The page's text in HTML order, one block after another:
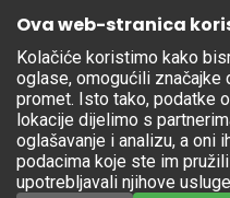
Apple
Store
Ova web-stranica
Kolačiće koristimo kako
oglase, omogućili značajke
promet. Isto tako, podatke
lokacije dijelimo s
oglašavanje i analizu, a oni
podacima koje ste im
upotrebljavali njihove